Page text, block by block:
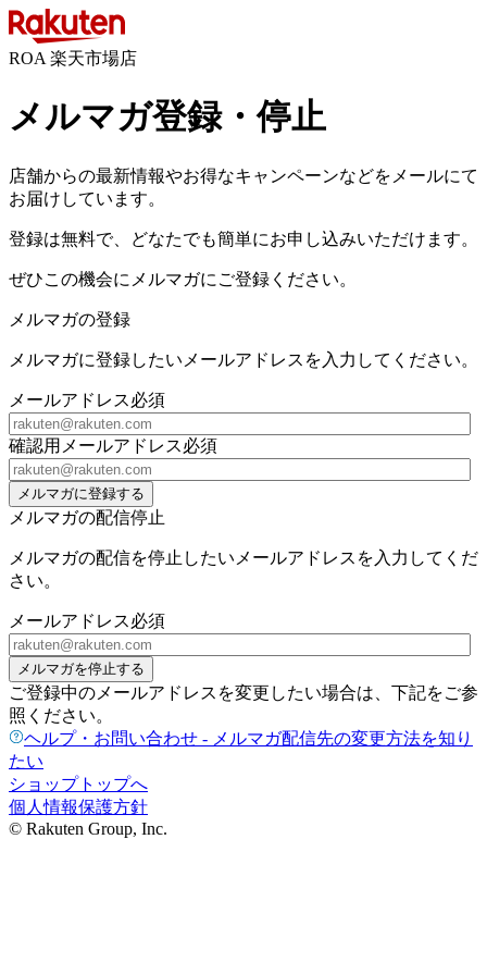
ROA 楽天市場店
メルマガ登録・停止
店舗からの最新情報やお得なキャンペーンなどをメールにて
お届けしています。
登録は無料で、どなたでも簡単にお申し込みいただけます。
ぜひこの機会にメルマガにご登録ください。
メルマガの登録
メルマガに登録したいメールアドレスを入力してください。
メールアドレス必須
確認用メールアドレス必須
メルマガに登録する
メルマガの配信停止
メルマガの配信を停止したいメールアドレスを入力してくだ
さい。
メールアドレス必須
メルマガを停止する
ご登録中のメールアドレスを変更したい場合は、下記をご参
照ください。
ヘルプ・お問い合わせ - メルマガ配信先の変更方法を知り
たい
ショップトップへ
個人情報保護方針
© Rakuten Group, Inc.